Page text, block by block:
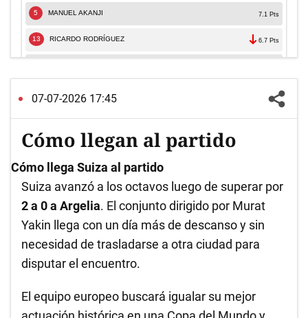
07-07-2026 17:45
Cómo llegan al partido
Cómo llega Suiza al partido
Suiza avanzó a los octavos luego de superar por
2 a 0 a Argelia. El conjunto dirigido por Murat
Yakin llega con un día más de descanso y sin
necesidad de trasladarse a otra ciudad para
disputar el encuentro.
El equipo europeo buscará igualar su mejor